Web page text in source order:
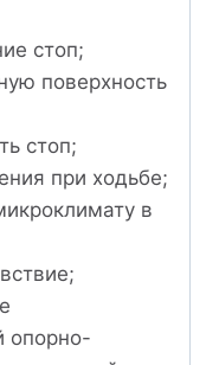
стоп;
поверхность
стоп;
при ходьбе;
в
опорно-